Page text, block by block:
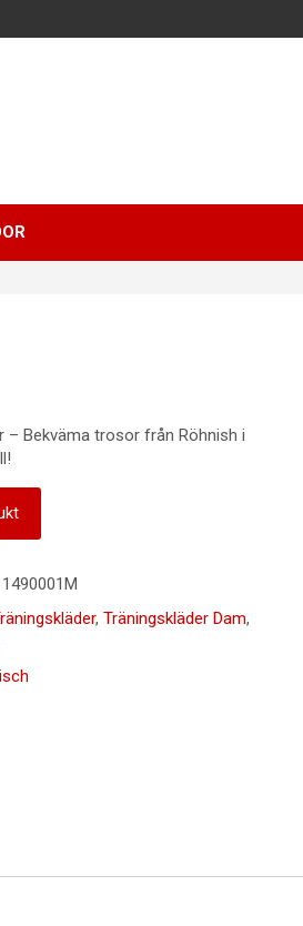
– Bekväma trosor från Röhnish i
, Träningskläder Dam,